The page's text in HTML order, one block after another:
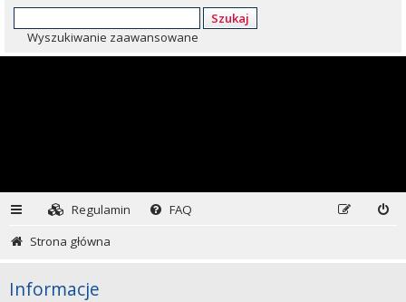
Szukaj
Wyszukiwanie zaawansowane
Regulamin
FAQ
Strona główna
Informacje